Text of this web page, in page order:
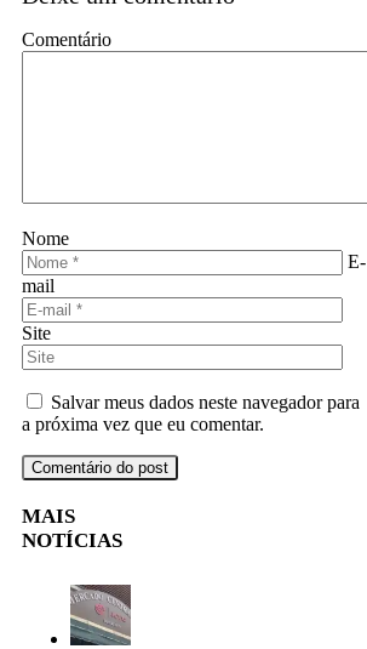
Comentário
Nome
E-
mail
Site
Salvar meus dados neste navegador para
a próxima vez que eu comentar.
MAIS
NOTÍCIAS